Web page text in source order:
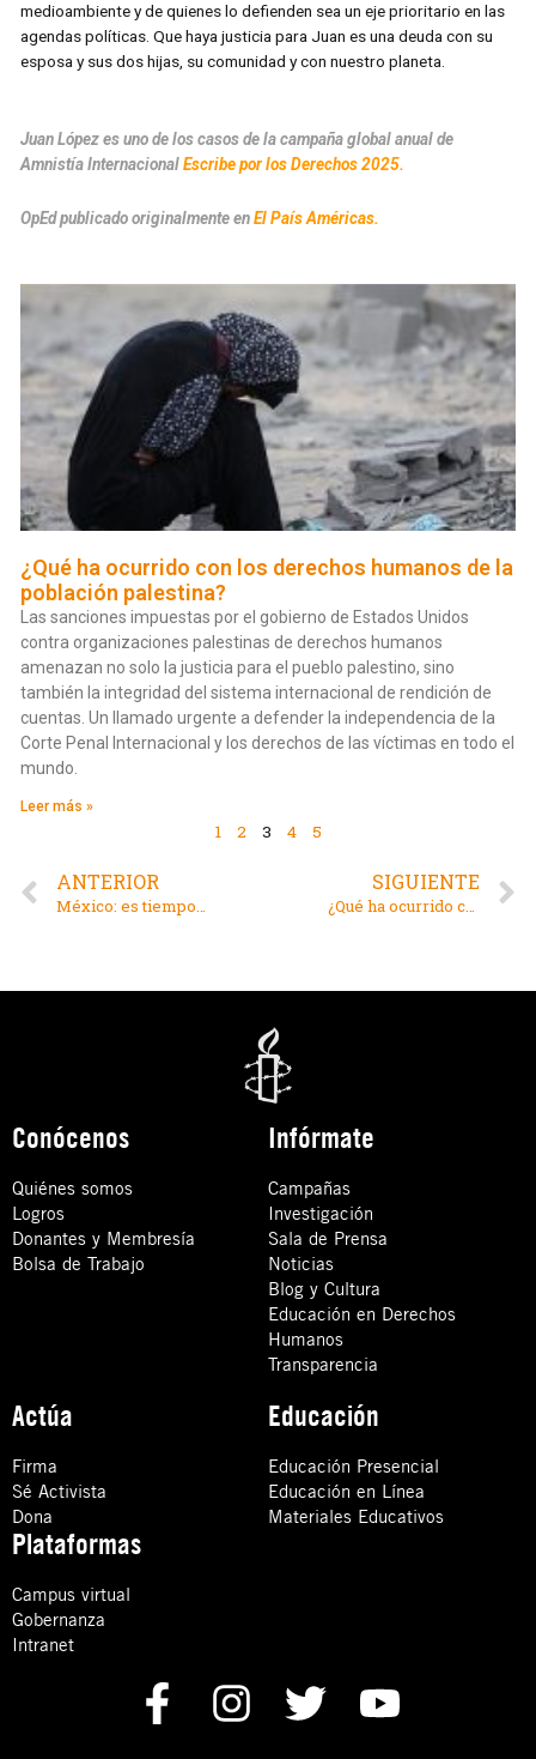
medioambiente y de quienes lo defienden sea un eje prioritario en las
agendas políticas. Que haya justicia para Juan es una deuda con su
esposa y sus dos hijas, su comunidad y con nuestro planeta.
Juan López es uno de los casos de la campaña global anual de
Amnistía InternacionalEscribe por los Derechos 2025.
OpEd publicado originalmente en El País Américas.
¿Qué ha ocurrido con los derechos humanos de la
población palestina?
Las sanciones impuestas por el gobierno de Estados Unidos
contra organizaciones palestinas de derechos humanos
amenazan no solo la justicia para el pueblo palestino, sino
también la integridad del sistema internacional de rendición de
cuentas. Un llamado urgente a defender la independencia de la
Corte Penal Internacional y los derechos de las víctimas en todo el
mundo.
Leer más »
1 2 3 4 5
ANTERIOR
México: es tiempo de atender la desaparición forzada de personas con un enfoque integral de prevención
SIGUIENTE
¿Qué ha ocurrido con los derechos humanos de la población palestina?
Conócenos
Quiénes somos
Logros
Donantes y Membresía
Bolsa de Trabajo
Infórmate
Campañas
Investigación
Sala de Prensa
Noticias
Blog y Cultura
Educación en Derechos
Humanos
Transparencia
Actúa
Firma
Sé Activista
Dona
Educación
Educación Presencial
Educación en Línea
Materiales Educativos
Plataformas
Campus virtual
Gobernanza
Intranet